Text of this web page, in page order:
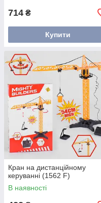
714 ₴
Купити
Кран на дистанційному
керуванні (1562 F)
В наявності